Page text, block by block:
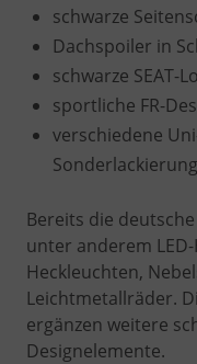
schwarze
Dachspoiler in
schwarze SEAT-
sportliche FR-
verschiedene
Bereits die
unter anderem
Heckleuchten,
Leichtmetallräder.
ergänzen weitere
Designelemente.